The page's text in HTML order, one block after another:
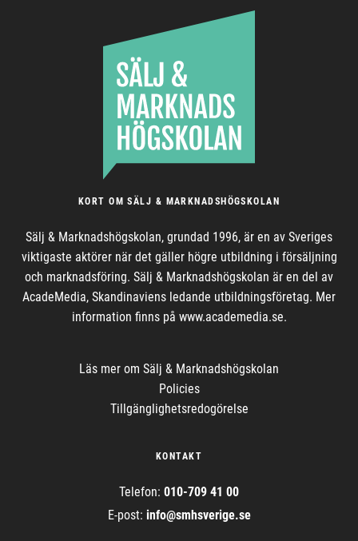
KORT OM SÄLJ & MARKNADSHÖGSKOLAN
Sälj & Marknadshögskolan, grundad 1996, är en av Sveriges
viktigaste aktörer när det gäller högre utbildning i försäljning
och marknadsföring. Sälj & Marknadshögskolan är en del av
AcadeMedia, Skandinaviens ledande utbildningsföretag. Mer
information finns på www.academedia.se.
Läs mer om Sälj & Marknadshögskolan
Policies
Tillgänglighetsredogörelse
KONTAKT
Telefon: 010-709 41 00
E-post: info@smhsverige.se